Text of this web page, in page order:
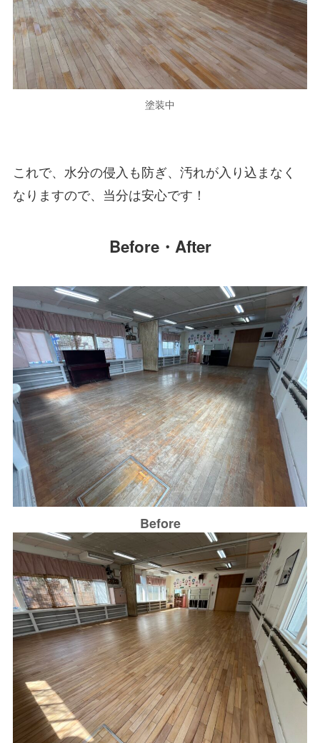
塗装中
これで、水分の侵入も防ぎ、汚れが入り込まなく
なりますので、当分は安心です！
Before・After
Before